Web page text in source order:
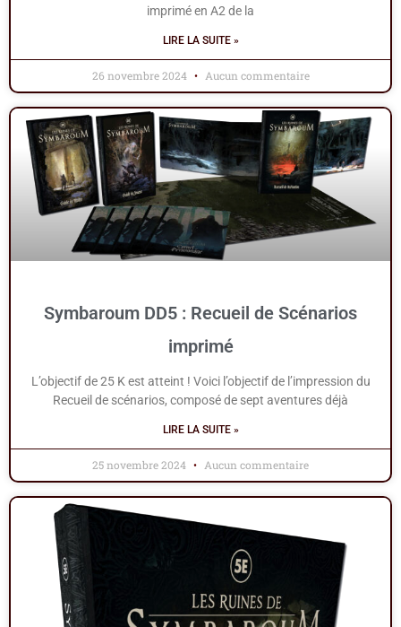
imprimé en A2 de la
LIRE LA SUITE »
26 novembre 2024 Aucun commentaire
Symbaroum DD5 : Recueil de Scénarios
imprimé
L’objectif de 25 K est atteint ! Voici l’objectif de l’impression du
Recueil de scénarios, composé de sept aventures déjà
LIRE LA SUITE »
25 novembre 2024 Aucun commentaire